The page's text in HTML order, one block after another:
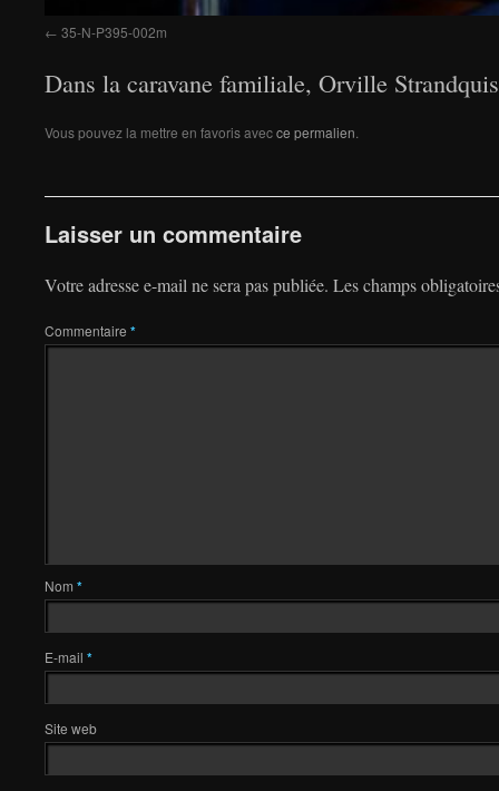
35-N-P395-002m
Dans la caravane familiale, Orville
Vous pouvez la mettre en favoris avecce permalien
Laisser un commentaire
Votre adresse e-mail ne sera pas publiée. Les champs
Commentaire *
Nom *
E-mail *
Site web